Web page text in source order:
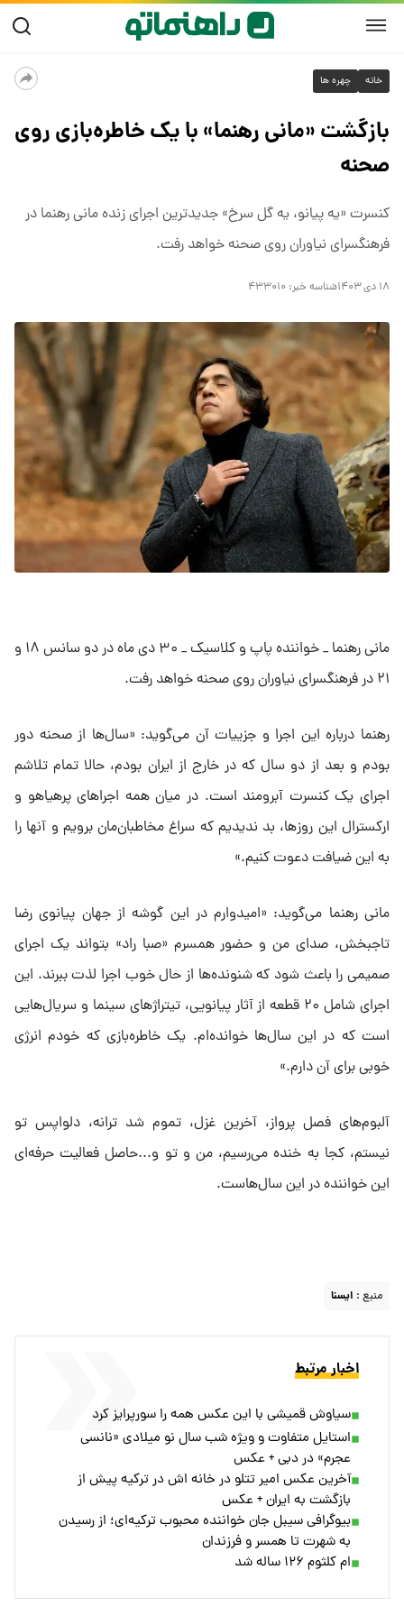
خانه چهره ها
بازگشت «مانی رهنما» با یک خاطره‌بازی روی
صحنه
کنسرت «یه پیانو، یه گل سرخ» جدیدترین اجرای زنده مانی رهنما در
فرهنگسرای نیاوران روی صحنه خواهد رفت.
۱۸ دی ۱۴۰۳ شناسه خبر: ۴۳۳۰۱۰
مانی رهنما _ خواننده پاپ و کلاسیک _ ۳۰ دی ماه در دو سانس ۱۸ و
۲۱ در فرهنگسرای نیاوران روی صحنه خواهد رفت.
رهنما درباره این اجرا و جزییات آن می‌گوید: «سال‌ها از صحنه دور
بودم و بعد از دو سال که در خارج از ایران بودم، حالا تمام تلاشم
اجرای یک کنسرت آبرومند است. در میان همه اجراهای پرهیاهو و
ارکسترال این روزها، بد ندیدیم که سراغ مخاطبان‌مان برویم و آنها را
به این ضیافت دعوت کنیم.»
مانی رهنما می‌گوید: «امیدوارم در این گوشه از جهان پیانوی رضا
تاجبخش، صدای من و حضور همسرم «صبا راد» بتواند یک اجرای
صمیمی را باعث شود که شنونده‌ها از حال خوب اجرا لذت ببرند. این
اجرای شامل ۲۰ قطعه از آثار پیانویی، تیتراژهای سینما و سریال‌هایی
است که در این سال‌ها خوانده‌ام. یک خاطره‌بازی که خودم انرژی
خوبی برای آن دارم.»
آلبوم‌های فصل پرواز، آخرین غزل، تموم شد ترانه، دلواپس تو
نیستم، کجا به خنده می‌رسیم، من و تو و...حاصل فعالیت حرفه‌ای
این خواننده در این سال‌هاست.
منبع : ايسنا
اخبار مرتبط
سیاوش قمیشی با این عکس همه را سورپرایز کرد
استایل متفاوت و ویژه شب سال نو میلادی «نانسی
عجرم» در دبی + عکس
آخرین عکس امیر تتلو در خانه اش در ترکیه پیش از
بازگشت به ایران + عکس
بیوگرافی سیبل جان خواننده محبوب ترکیه‌ای؛ از رسیدن
به شهرت تا همسر و فرزندان
ام کلثوم ۱۲۶ ساله شد